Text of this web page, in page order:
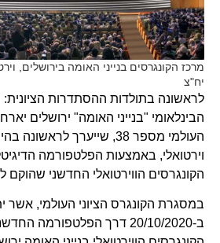
מרכז הקונגרסים בנייני האומה בירושלים,
יח"צ
לראשונה בתולדות ההסתדרות הציונית:
הבינלאומי "בנייני האומה" ירושלים יארח
העולמי מספר 38, שייערך לראשונה
וירטואלי, באמצעות הפלטפורמה
הקונגרסים הווירטואלי החדשני שהוקם
במסגרת הקונגרס הציוני העולמי, אשר
ב-20/10/2020 דרך הפלטפורמה